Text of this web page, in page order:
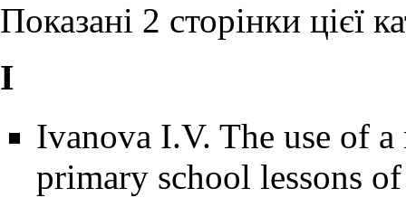
Показані 2 сторінки цієї
I
Ivanova I.V. The use of
primary school lessons